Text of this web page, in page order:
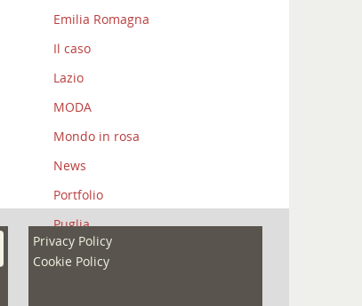
Emilia Romagna
Il caso
Lazio
MODA
Mondo in rosa
News
Portfolio
Puglia
Redazioni
Privacy Policy
Cookie Policy